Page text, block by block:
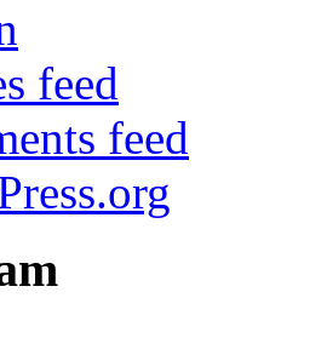
feed
feed